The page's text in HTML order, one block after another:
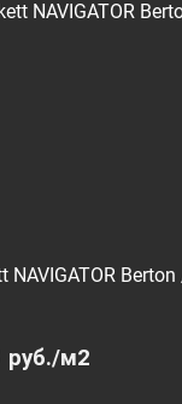
руб./м2